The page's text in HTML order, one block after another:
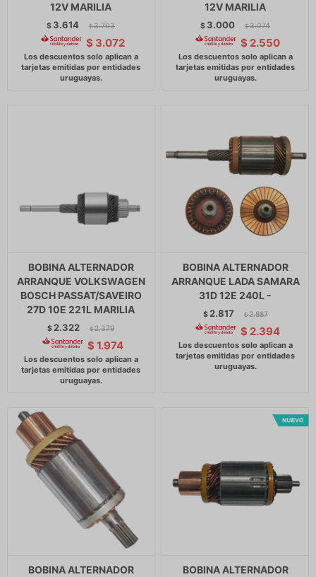
12V MARILIA
$ 3.614 $ 3.703
$ 3.072
12V MARILIA
$ 3.000 $ 3.074
$ 2.550
BOBINA ALTERNADOR
ARRANQUE VOLKSWAGEN
BOSCH PASSAT/SAVEIRO
27D 10E 221L MARILIA
$ 2.322 $ 2.379
$ 1.974
BOBINA ALTERNADOR
ARRANQUE LADA SAMARA
31D 12E 240L -
$ 2.817 $ 2.887
$ 2.394
BOBINA ALTERNADOR
BOBINA ALTERNADOR